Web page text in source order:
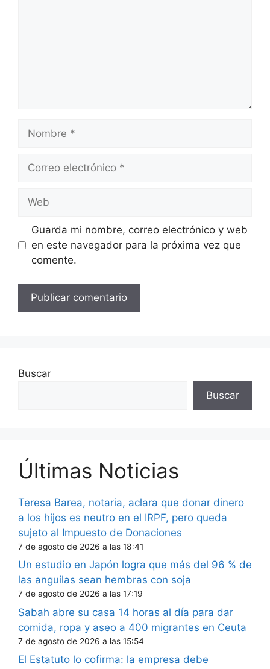
Nombre
Correo
Web
Guarda mi nombre, correo electrónico y web
en este navegador para la próxima vez que
comente.
Buscar
Buscar
Últimas Noticias
Teresa Barea, notaria, aclara que donar dinero
a los hijos es neutro en el IRPF, pero queda
sujeto al Impuesto de Donaciones
7 de agosto de 2026 a las 18:41
Un estudio en Japón logra que más del 96 % de
las anguilas sean hembras con soja
7 de agosto de 2026 a las 17:19
Sabah abre su casa 14 horas al día para dar
comida, ropa y aseo a 400 migrantes en Ceuta
7 de agosto de 2026 a las 15:54
El Estatuto lo cofirma: la empresa debe